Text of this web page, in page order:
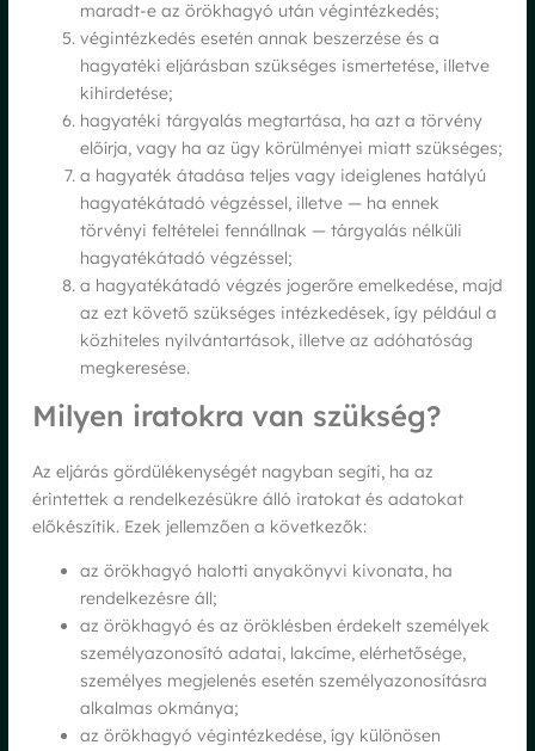
maradt-e az örökhagyó után végintézkedés;
végintézkedés esetén annak beszerzése és a
hagyatéki eljárásban szükséges ismertetése, illetve
kihirdetése;
hagyatéki tárgyalás megtartása, ha azt a törvény
előírja, vagy ha az ügy körülményei miatt szükséges;
a hagyaték átadása teljes vagy ideiglenes hatályú
hagyatékátadó végzéssel, illetve — ha ennek
törvényi feltételei fennállnak — tárgyalás nélküli
hagyatékátadó végzéssel;
a hagyatékátadó végzés jogerőre emelkedése, majd
az ezt követő szükséges intézkedések, így például a
közhiteles nyilvántartások, illetve az adóhatóság
megkeresése.
Milyen iratokra van szükség?
Az eljárás gördülékenységét nagyban segíti, ha az
érintettek a rendelkezésükre álló iratokat és adatokat
előkészítik. Ezek jellemzően a következők:
az örökhagyó halotti anyakönyvi kivonata, ha
rendelkezésre áll;
az örökhagyó és az öröklésben érdekelt személyek
személyazonosító adatai, lakcíme, elérhetősége,
személyes megjelenés esetén személyazonosításra
alkalmas okmánya;
az örökhagyó végintézkedése, így különösen